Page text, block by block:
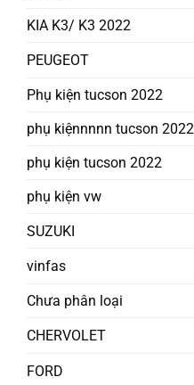
KIA K3/ K3 2022
PEUGEOT
Phụ kiện tucson 2022
phụ kiệnnnnn tucson 2022
phụ kiện tucson 2022
phụ kiện vw
SUZUKI
vinfas
Chưa phân loại
CHERVOLET
FORD